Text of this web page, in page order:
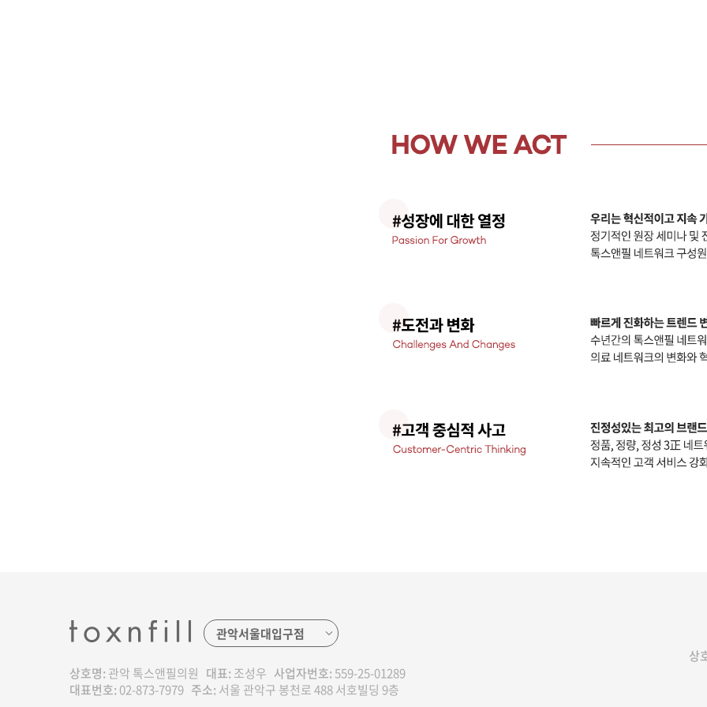
상호명: 관악 톡스앤필의원 대표: 조성우 사업자번호: 559-25-01289
대표번호: 02-873-7979 주소: 서울 관악구 봉천로 488 서호빌딩 9층
상